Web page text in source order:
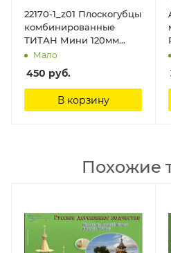
22170-1_z01 Плоскогубцы
комбинированные
ТИТАН Мини 120мм
ЗубрМало
450 руб.
В корзину
Похожие